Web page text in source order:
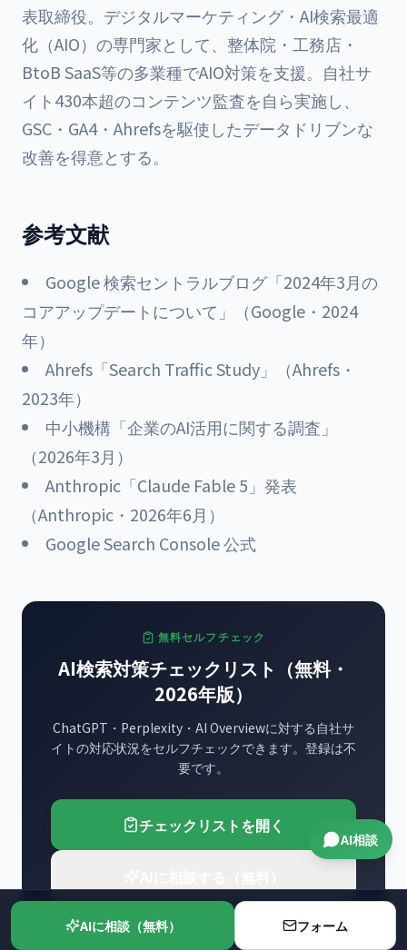
表取締役。デジタルマーケティング・AI検索最適
化（AIO）の専門家として、整体院・工務店・
BtoB SaaS等の多業種でAIO対策を支援。自社サ
イト430本超のコンテンツ監査を自ら実施し、
GSC・GA4・Ahrefsを駆使したデータドリブンな
改善を得意とする。
参考文献
Google 検索セントラルブログ「2024年3月の
コアアップデートについて」（Google・2024
年）
Ahrefs「Search Traffic Study」（Ahrefs・
2023年）
中小機構「企業のAI活用に関する調査」
（2026年3月）
Anthropic「Claude Fable 5」発表
（Anthropic・2026年6月）
Google Search Console 公式
無料セルフチェック
AI検索対策チェックリスト（無料・
2026年版）
ChatGPT・Perplexity・AI Overviewに対する自社サ
イトの対応状況をセルフチェックできます。登録は不
要です。
チェックリストを開く
AIに相談（無料） フォーム
AI相談